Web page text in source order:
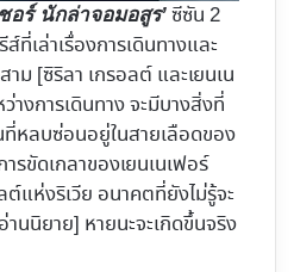
อร์ นักล่าจอมอสูร’ ซีซัน 2
ที่เล่าเรื่องการเดินทางและ
[ซิริลา เกรอลต์ และเยนเน
างการเดินทาง จะมีบางสิ่งที่
หลบซ่อนอยู่ในสายเลือดของ
รขัดเกลาของเยนเนเฟอร์
แห่งริเวีย อนาคตที่ยังไม่รู้จะ
านนิยาย] หายนะจะเกิดขึ้นจริง